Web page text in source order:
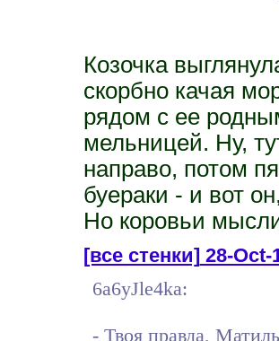
Козочка
скорбно качая
рядом с ее
мельницей. Ну,
направо, потом
буераки - и вот
Но коровьи
[все стенки]28-Oct-
6a6yJle4ka:
- Твоя правда,